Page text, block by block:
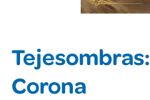
Corona